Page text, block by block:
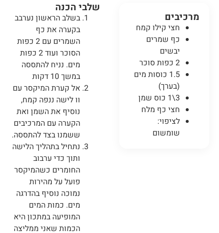
מרכיבים
חצי קילו קמח
כף שמרים
יבשים
2 כפות סוכר
1.5 כוסות מים
(בערך)
3\1 כוס שמן
חצי כף מלח
לציפוי:
שומשום
שלבי הכנה
בשלב הראשון נערבב
בקערה את כף
השמרים עם 2 כפות
הסוכר ועוד 2 כפות
מים. נניח להתססה
במשך 10 דקות
אל קערת המיקסר עם
וו לישה ננפה קמח,
נוסיף את השמן ואת
הקערה עם המרכיבים
ששמנו בצד להתססה.
נתחיל בתהליך הלישה
ותוך כדי ערבוב
החומרים כשהמיקסר
פועל על מהירות
נמוכה נוסיף בהדרגה
מים. כמות המים
המופיעה במתכון היא
הכמות שאני ממליצה